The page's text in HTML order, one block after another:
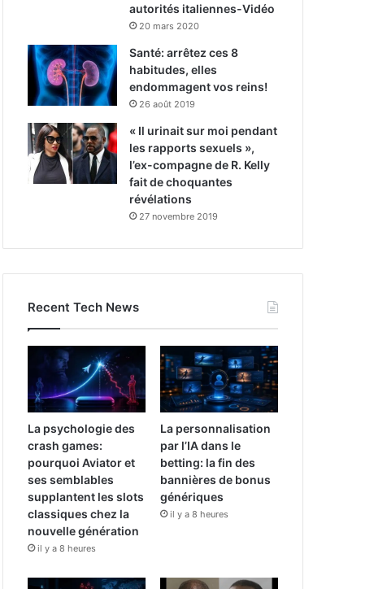
autorités italiennes-Vidéo
20 mars 2020
Santé: arrêtez ces 8
habitudes, elles
endommagent vos reins!
26 août 2019
« Il urinait sur moi pendant
les rapports sexuels »,
l’ex-compagne de R. Kelly
fait de choquantes
révélations
27 novembre 2019
Recent Tech News
La psychologie des
crash games:
pourquoi Aviator et
ses semblables
supplantent les slots
classiques chez la
nouvelle génération
il y a 8 heures
La personnalisation
par l’IA dans le
betting: la fin des
bannières de bonus
génériques
il y a 8 heures